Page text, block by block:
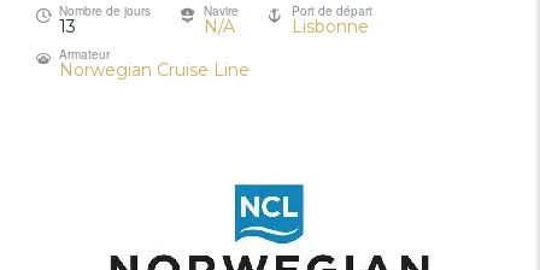
Nombre de jours
13
Navire
N/A
Port de départ
Lisbonne
Armateur
Norwegian Cruise Line